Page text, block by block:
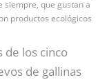
siempre, que gustan a
productos ecológicos
de los cinco
de gallinas